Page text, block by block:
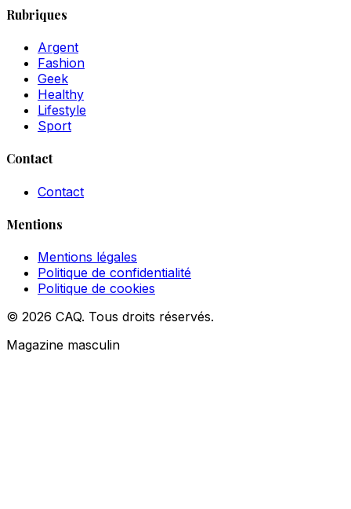
Rubriques
Argent
Fashion
Geek
Healthy
Lifestyle
Sport
Contact
Contact
Mentions
Mentions légales
Politique de confidentialité
Politique de cookies
© 2026 CAQ. Tous droits réservés.
Magazine masculin